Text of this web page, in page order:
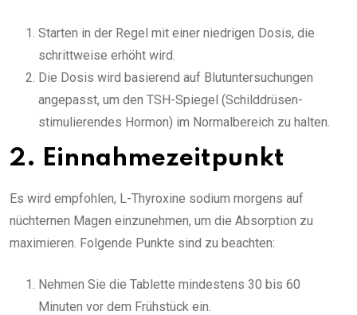
Starten in der Regel mit einer niedrigen Dosis, die
schrittweise erhöht wird.
Die Dosis wird basierend auf Blutuntersuchungen
angepasst, um den TSH-Spiegel (Schilddrüsen-
stimulierendes Hormon) im Normalbereich zu halten.
2. Einnahmezeitpunkt
Es wird empfohlen, L-Thyroxine sodium morgens auf
nüchternen Magen einzunehmen, um die Absorption zu
maximieren. Folgende Punkte sind zu beachten:
Nehmen Sie die Tablette mindestens 30 bis 60
Minuten vor dem Frühstück ein.